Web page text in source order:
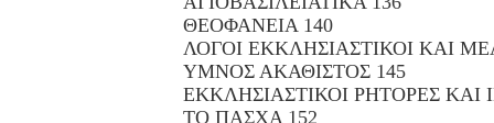
ΘΕΟΦΑΝΕΙΑ 140
ΛΟΓΟΙ ΕΚΚΛΗΣΙΑΣΤΙΚΟΙ ΚΑΙ
ΥΜΝΟΣ ΑΚΑΘΙΣΤΟΣ 145
ΕΚΚΛΗΣΙΑΣΤΙΚΟΙ ΡΗΤΟΡΕΣ ΚΑΙ
ΤΟ ΠΑΣΧΑ 152